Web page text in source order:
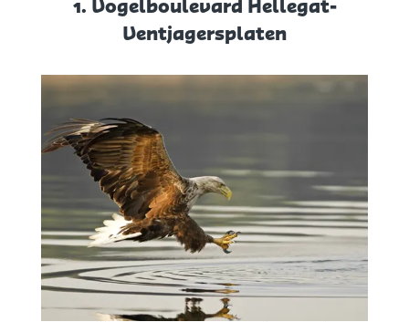
1. Vogelboulevard Hellegat-
Ventjagersplaten
1
g
e
l
b